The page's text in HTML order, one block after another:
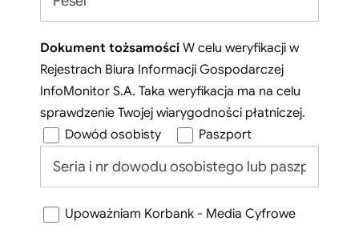
Dokument tożsamości W celu weryfikacji w
Rejestrach Biura Informacji Gospodarczej
InfoMonitor S.A. Taka weryfikacja ma na celu
sprawdzenie Twojej wiarygodności płatniczej.
Dowód osobisty
Paszport
Upoważniam Korbank - Media Cyfrowe